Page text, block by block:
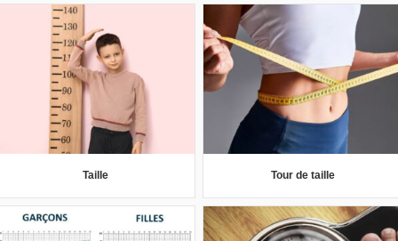
Taille Tour de taille